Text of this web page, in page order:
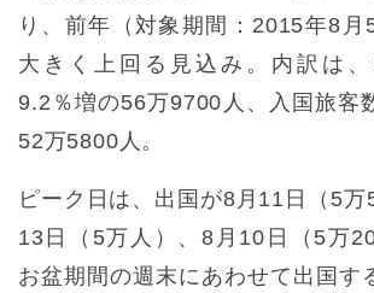
り、前年（対象期間：2015年8月
大きく上回る見込み。内訳は
9.2％増の56万9700人、入国旅客
52万5800人。
ピーク日は、出国が8月11日（5万
13日（5万人）、8月10日（5万
お盆期間の週末にあわせて出国す